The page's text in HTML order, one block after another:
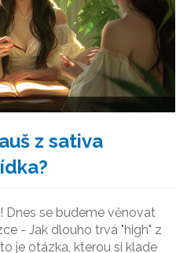
z sativa
Dnes se budeme věnovat
- Jak dlouho trvá "high" z
je otázka, kterou si klade